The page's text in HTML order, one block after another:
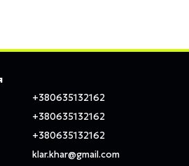
+380635132162
+380635132162
+380635132162
klar.khar@gmail.com